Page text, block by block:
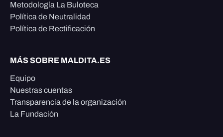
Metodología La Buloteca
Política de Neutralidad
Política de Rectificación
MÁS SOBRE MALDITA.ES
Equipo
Nuestras cuentas
Transparencia de la organización
La Fundación